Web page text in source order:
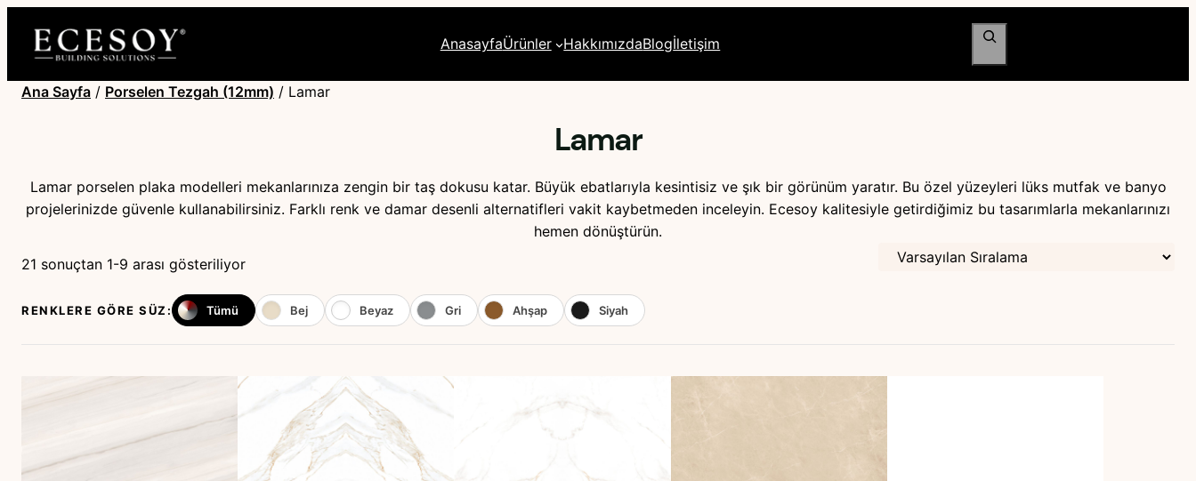
AnasayfaÜrünler HakkımızdaBlogİletişim
Ara
Ana Sayfa / Porselen Tezgah (12mm) / Lamar
Lamar
Lamar porselen plaka modelleri mekanlarınıza zengin bir taş dokusu katar. Büyük ebatlarıyla kesintisiz ve şık bir görünüm yaratır. Bu özel yüzeyleri lüks mutfak ve banyo
projelerinizde güvenle kullanabilirsiniz. Farklı renk ve damar desenli alternatifleri vakit kaybetmeden inceleyin. Ecesoy kalitesiyle getirdiğimiz bu tasarımlarla mekanlarınızı
hemen dönüştürün.
21 sonuçtan 1-9 arası gösteriliyor
RENKLERE GÖRE SÜZ: Tümü Bej Beyaz Gri Ahşap Siyah